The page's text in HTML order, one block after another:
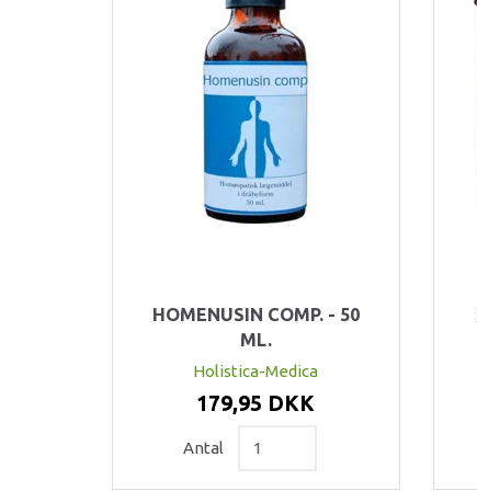
HOMENUSIN COMP. - 50
ML.
Holistica-Medica
179,95 DKK
Antal